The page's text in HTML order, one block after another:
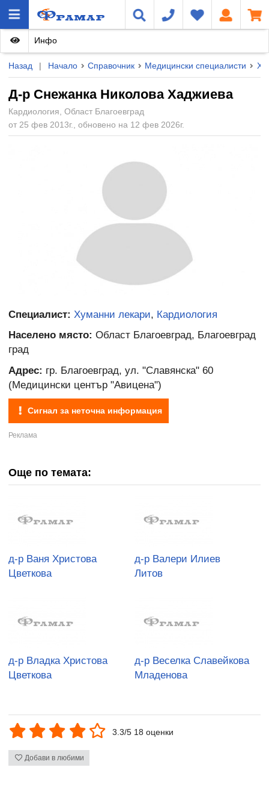
Назад | Начало Справочник Медицински специалисти
Д-р Снежанка Николова Хаджиева
Кардиология, Област Благоевград
от 25 фев 2013г., обновено на 12 фев 2026г.
Инфо
Специалист: Хуманни лекари, Кардиология
Населено място: Област Благоевград, Благоевград
град
Адрес: гр. Благоевград, ул. "Славянска" 60
(Медицински център "Авицена")
Сигнал за неточна информация
Още по темата:
д-р Ваня Христова
Цветкова
д-р Валери Илиев
Литов
д-р Владка Христова
Цветкова
д-р Веселка Славейкова
Младенова
3.3/5 18 оценки
Добави в любими